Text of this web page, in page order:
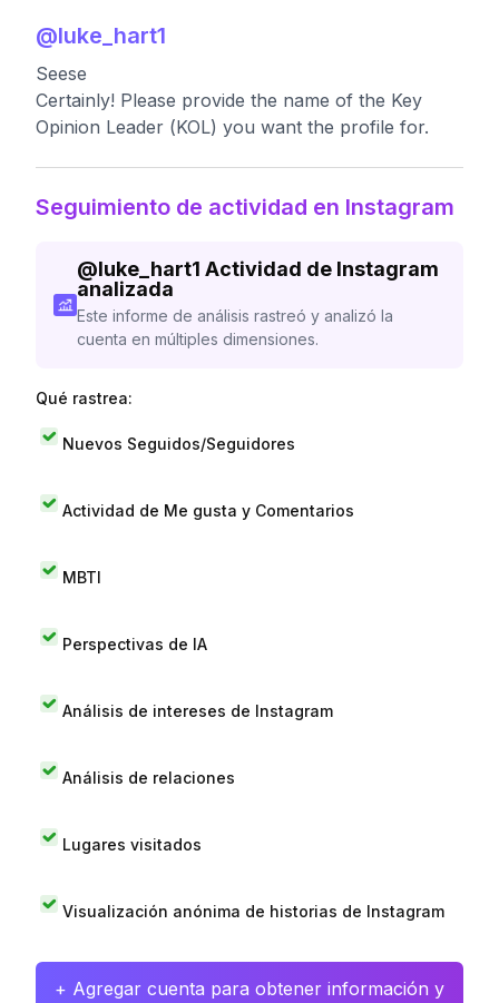
@luke_hart1
Seese
Certainly! Please provide the name of the Key
Opinion Leader (KOL) you want the profile for.
Seguimiento de actividad en Instagram
@luke_hart1 Actividad de Instagram
analizada
Este informe de análisis rastreó y analizó la
cuenta en múltiples dimensiones.
Qué rastrea:
Nuevos Seguidos/Seguidores
Actividad de Me gusta y Comentarios
MBTI
Perspectivas de IA
Análisis de intereses de Instagram
Análisis de relaciones
Lugares visitados
Visualización anónima de historias de Instagram
+ Agregar cuenta para obtener información y